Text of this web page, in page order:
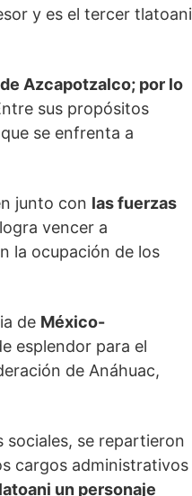
y es el tercer tlatoani
Azcapotzalco; por lo
sus propósitos
se enfrenta a
junto con las fuerzas
vencer a
la ocupación de los
de México-
esplendor para el
de Anáhuac,
sociales, se repartieron
cargos administrativos
un personaje